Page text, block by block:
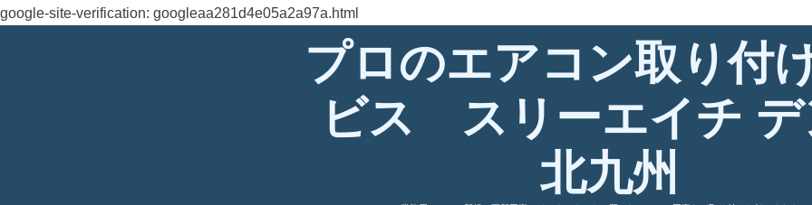
google-site-verification: googleaa281d4e05a2a97a.html
プロのエアコン取り付
ビス スリーエイチ デ
北九州